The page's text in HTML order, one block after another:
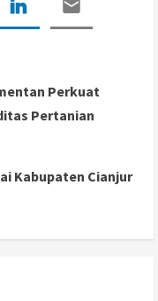
Perkuat
Pertanian
Kabupaten Cianjur